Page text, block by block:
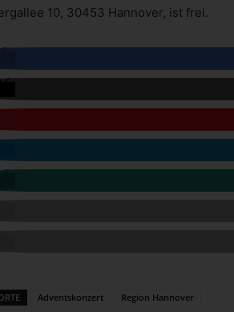
10, 30453 Hannover, ist frei.
Adventskonzert Region Hannover